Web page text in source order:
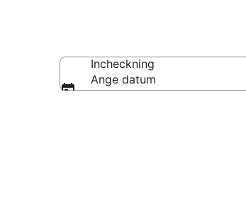
Incheckning
Ange datum